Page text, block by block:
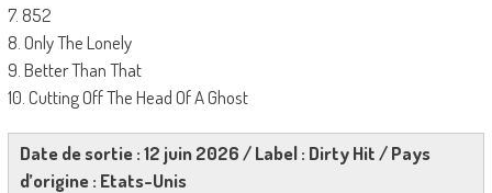
7. 852
8. Only The Lonely
9. Better Than That
10. Cutting Off The Head Of A Ghost
Date de sortie : 12 juin 2026 / Label : Dirty Hit / Pays
d’origine : Etats-Unis